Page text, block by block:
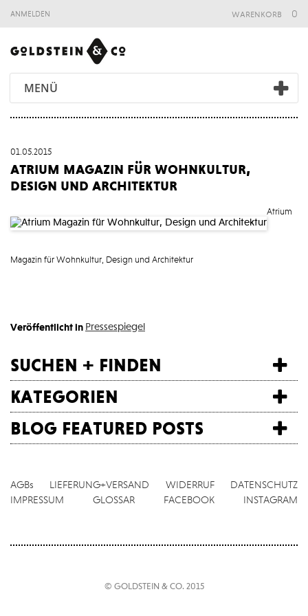
anmelden
MENÜ
warenkorb 0
01.05.2015
atrium magazin für wohnkultur,
design und architektur
Atrium
Magazin für Wohnkultur, Design und Architektur
Veröffentlicht in Pressespiegel
suchen + finden
kategorien
blog featured posts
AGBs LIEFERUNG+VERSAND WIDERRUF
DATENSCHUTZ
IMPRESSUM
GLOSSAR FACEBOOK INSTAGRAM
© GOLDSTEIN & CO. 2015